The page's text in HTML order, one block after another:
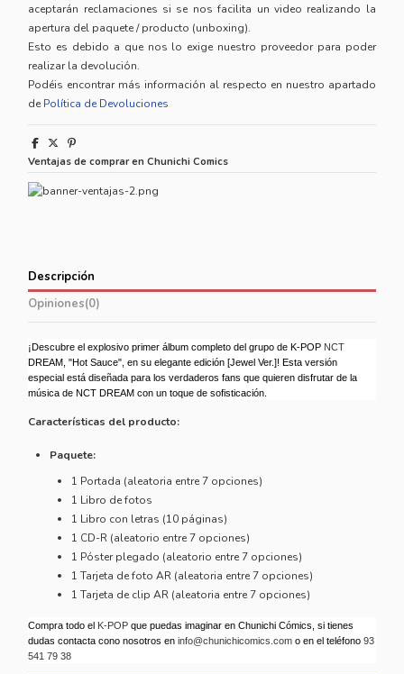
aceptarán reclamaciones si se nos facilita un video realizando la
apertura del paquete / producto (unboxing).
Esto es debido a que nos lo exige nuestro proveedor para poder
realizar la devolución.
Podéis encontrar más información al respecto en nuestro apartado
de Política de Devoluciones
Ventajas de comprar en Chunichi Comics
Descripción
Opiniones(0)
¡Descubre el explosivo primer álbum completo del grupo de K-POP NCT
DREAM, "Hot Sauce", en su elegante edición [Jewel Ver.]! Esta versión
especial está diseñada para los verdaderos fans que quieren disfrutar de la
música de NCT DREAM con un toque de sofisticación.
Características del producto:
Paquete:
1 Portada (aleatoria entre 7 opciones)
1 Libro de fotos
1 Libro con letras (10 páginas)
1 CD-R (aleatorio entre 7 opciones)
1 Póster plegado (aleatorio entre 7 opciones)
1 Tarjeta de foto AR (aleatoria entre 7 opciones)
1 Tarjeta de clip AR (aleatoria entre 7 opciones)
Compra todo el K-POPque puedas imaginar en Chunichi Cómics, si tienes
dudas contacta cono nosotros eninfo@chunichicomics.com o en el teléfono93
541 79 38